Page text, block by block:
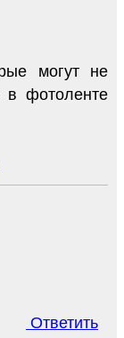
могут не
в фотоленте
Ответить